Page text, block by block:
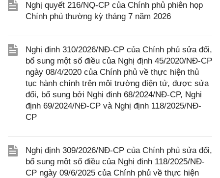
Nghị quyết 216/NQ-CP của Chính phủ phiên họp
Chính phủ thường kỳ tháng 7 năm 2026
Nghị định 310/2026/NĐ-CP của Chính phủ sửa đổi,
bổ sung một số điều của Nghị định 45/2020/NĐ-CP
ngày 08/4/2020 của Chính phủ về thực hiện thủ
tục hành chính trên môi trường điện tử, được sửa
đổi, bổ sung bởi Nghị định 68/2024/NĐ-CP, Nghị
định 69/2024/NĐ-CP và Nghị định 118/2025/NĐ-
CP
Nghị định 309/2026/NĐ-CP của Chính phủ sửa đổi,
bổ sung một số điều của Nghị định 118/2025/NĐ-
CP ngày 09/6/2025 của Chính phủ về thực hiện